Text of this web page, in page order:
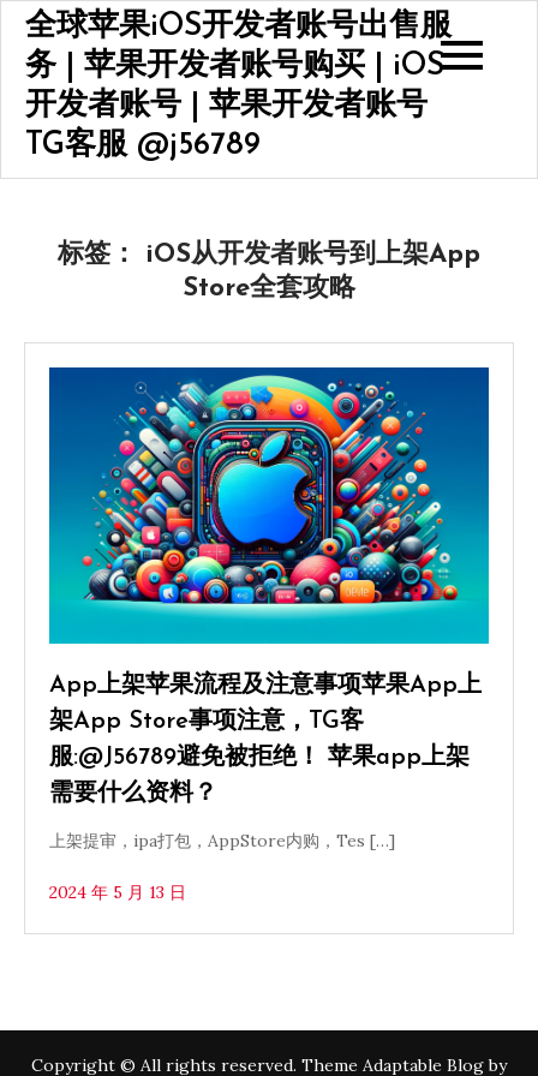
Skip
content
全球苹果iOS开发者账号出售服
务 | 苹果开发者账号购买 | iOS
开发者账号 | 苹果开发者账号
TG客服 @j56789
标签： iOS从开发者账号到上架App
Store全套攻略
App上架苹果流程及注意事项苹果App上
架App Store事项注意，TG客
服:@J56789避免被拒绝！ 苹果app上架
需要什么资料？
上架提审，ipa打包，AppStore内购，Tes […]
2024 年 5 月 13 日
Copyright © All rights reserved. Theme Adaptable Blog by